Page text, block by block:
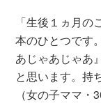
「生後１ヵ月
本のひとつです
あじゃあじゃあ
と思います。持
（女の子ママ・